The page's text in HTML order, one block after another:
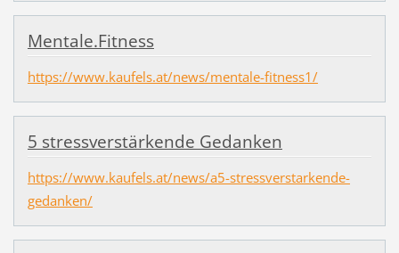
Mentale.Fitness
https://www.kaufels.at/news/mentale-fitness1/
5 stressverstärkende Gedanken
https://www.kaufels.at/news/a5-stressverstarkende-
gedanken/